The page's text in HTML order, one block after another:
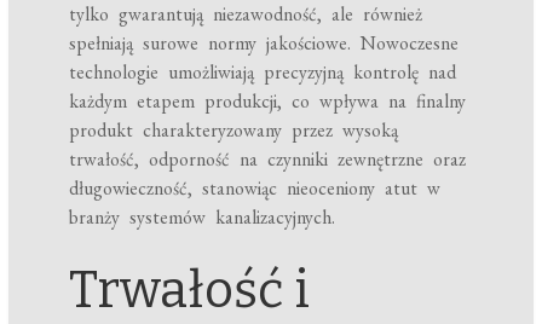
tylko gwarantują niezawodność, ale również
spełniają surowe normy jakościowe. Nowoczesne
technologie umożliwiają precyzyjną kontrolę nad
każdym etapem produkcji, co wpływa na finalny
produkt charakteryzowany przez wysoką
trwałość, odporność na czynniki zewnętrzne oraz
długowieczność, stanowiąc nieoceniony atut w
branży systemów kanalizacyjnych.
Trwałość i